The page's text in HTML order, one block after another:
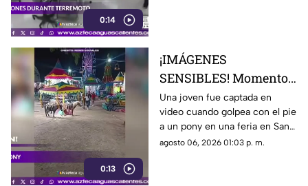
0:14
0:13
¡IMÁGENES
SENSIBLES! Momento
en el que mujer golpea
a un pony durante una
feria
Una joven fue captada en
video cuando golpea con el pie
a un pony en una feria en San
Luis Potosí; el hecho ha
agosto 06, 2026 01:03 p. m.